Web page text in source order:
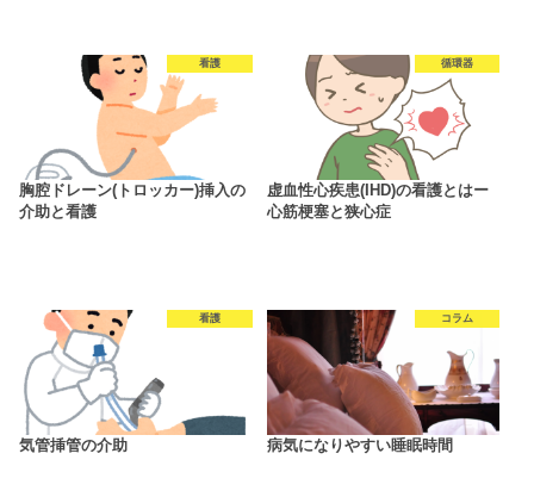
看護
胸腔ドレーン(トロッカー)挿入の
介助と看護
循環器
虚血性心疾患(IHD)の看護とはー
心筋梗塞と狭心症
看護
気管挿管の介助
コラム
病気になりやすい睡眠時間